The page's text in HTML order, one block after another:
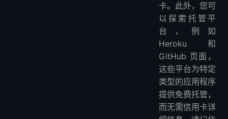
卡。此外，您可
以探索托管平
台，例如
Heroku 和
GitHub 页面，
这些平台为特定
类型的应用程序
提供免费托管，
而无需信用卡详